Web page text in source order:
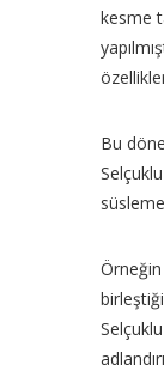
kesme
Bu
Örneğin